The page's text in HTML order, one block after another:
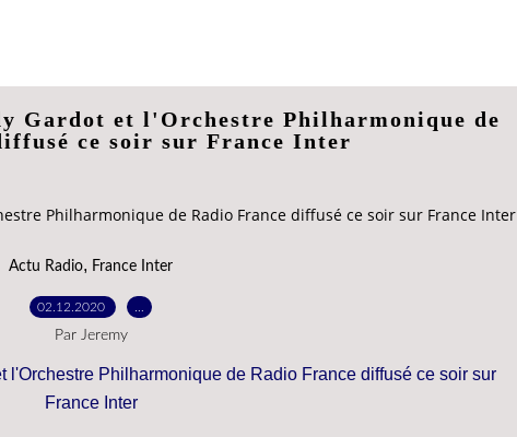
Gardot et l'Orchestre Philharmonique de
ce soir sur France Inter
Philharmonique de Radio France diffusé ce soir sur France Inter
Actu Radio, France Inter
02.12.2020
Par Jeremy